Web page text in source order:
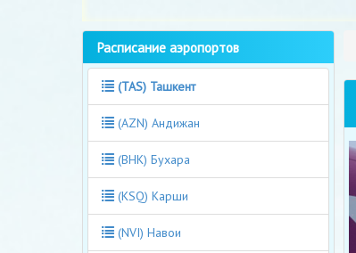
Расписание аэропортов
(TAS) Ташкент
(AZN) Андижан
(BHK) Бухара
(KSQ) Карши
(NVI) Навои